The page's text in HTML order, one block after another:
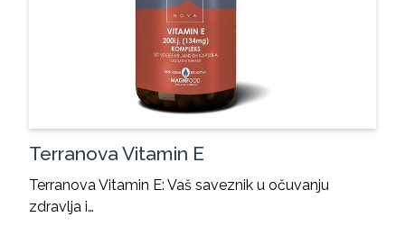
Terranova Vitamin E
Terranova Vitamin E: Vaš saveznik u očuvanju
zdravlja i…